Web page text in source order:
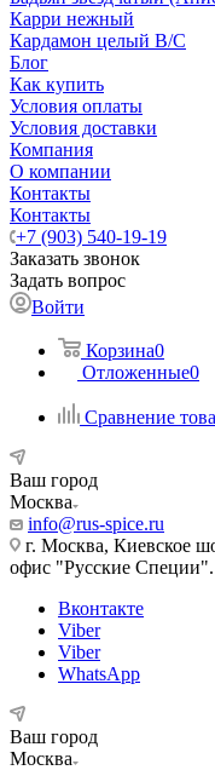
Карри нежный
Кардамон целый В/С
Блог
Как купить
Условия оплаты
Условия доставки
Компания
О компании
Контакты
Контакты
+7 (903) 540-19-19
Заказать звонок
Задать вопрос
Войти
Корзина0
Отложенные0
Сравнение
Ваш город
Москва
info@rus-spice.ru
г. Москва, Киевское
офис "Русские
Вконтакте
Viber
Viber
WhatsApp
Ваш город
Москва